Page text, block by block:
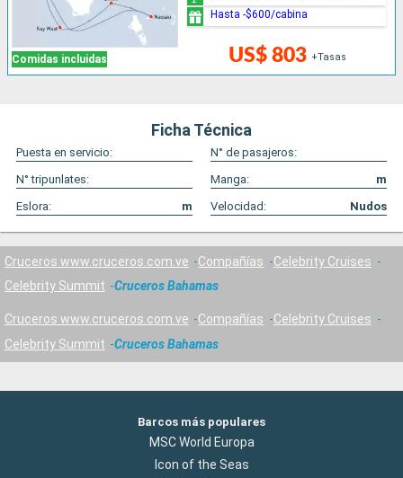
Comidas incluidas US$ 803 +Tasas
Hasta -$600/cabina
Ficha Técnica
Puesta en servicio:
N° de pasajeros:
N° tripunlates:
Manga:
m
Eslora:
m Velocidad: Nudos
Cruceros www.cruceros.com.ve Compañías
Celebrity Cruises
Celebrity Summit
Cruceros Bahamas
Cruceros www.cruceros.com.ve Compañías
Celebrity Cruises
Celebrity Summit
Cruceros Bahamas
Barcos más populares
MSC World Europa
Icon of the Seas